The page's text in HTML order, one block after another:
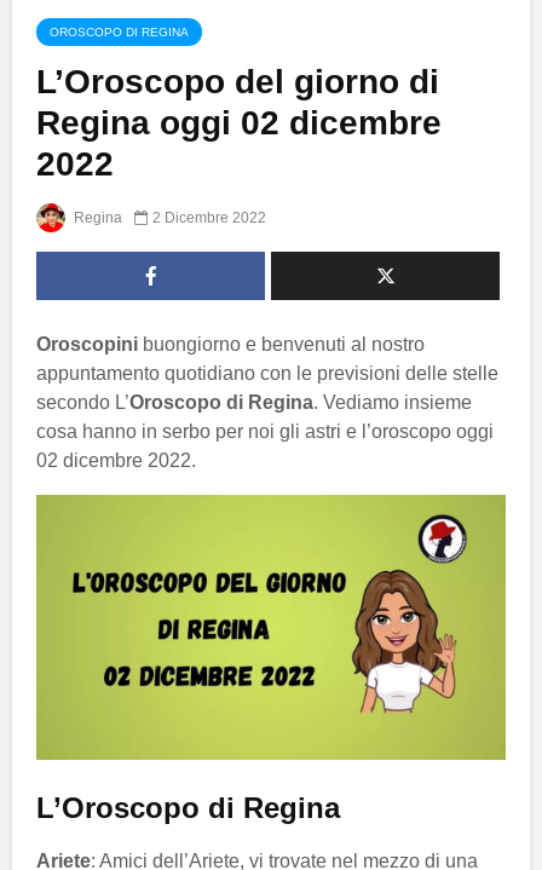
OROSCOPO DI REGINA
L’Oroscopo del giorno di
Regina oggi 02 dicembre
2022
Regina 2 Dicembre 2022
Oroscopini buongiorno e benvenuti al nostro
appuntamento quotidiano con le previsioni delle stelle
secondo L’Oroscopo di Regina. Vediamo insieme
cosa hanno in serbo per noi gli astri e l’oroscopo oggi
02 dicembre 2022.
L’Oroscopo di Regina
Ariete: Amici dell’Ariete, vi trovate nel mezzo di una